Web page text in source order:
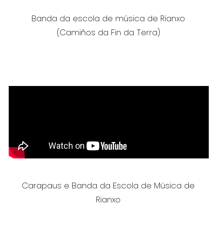
Banda da escola de música de Rianxo
(Camiños da Fin da Terra)
Carapaus e Banda da Escola de Música de
Rianxo